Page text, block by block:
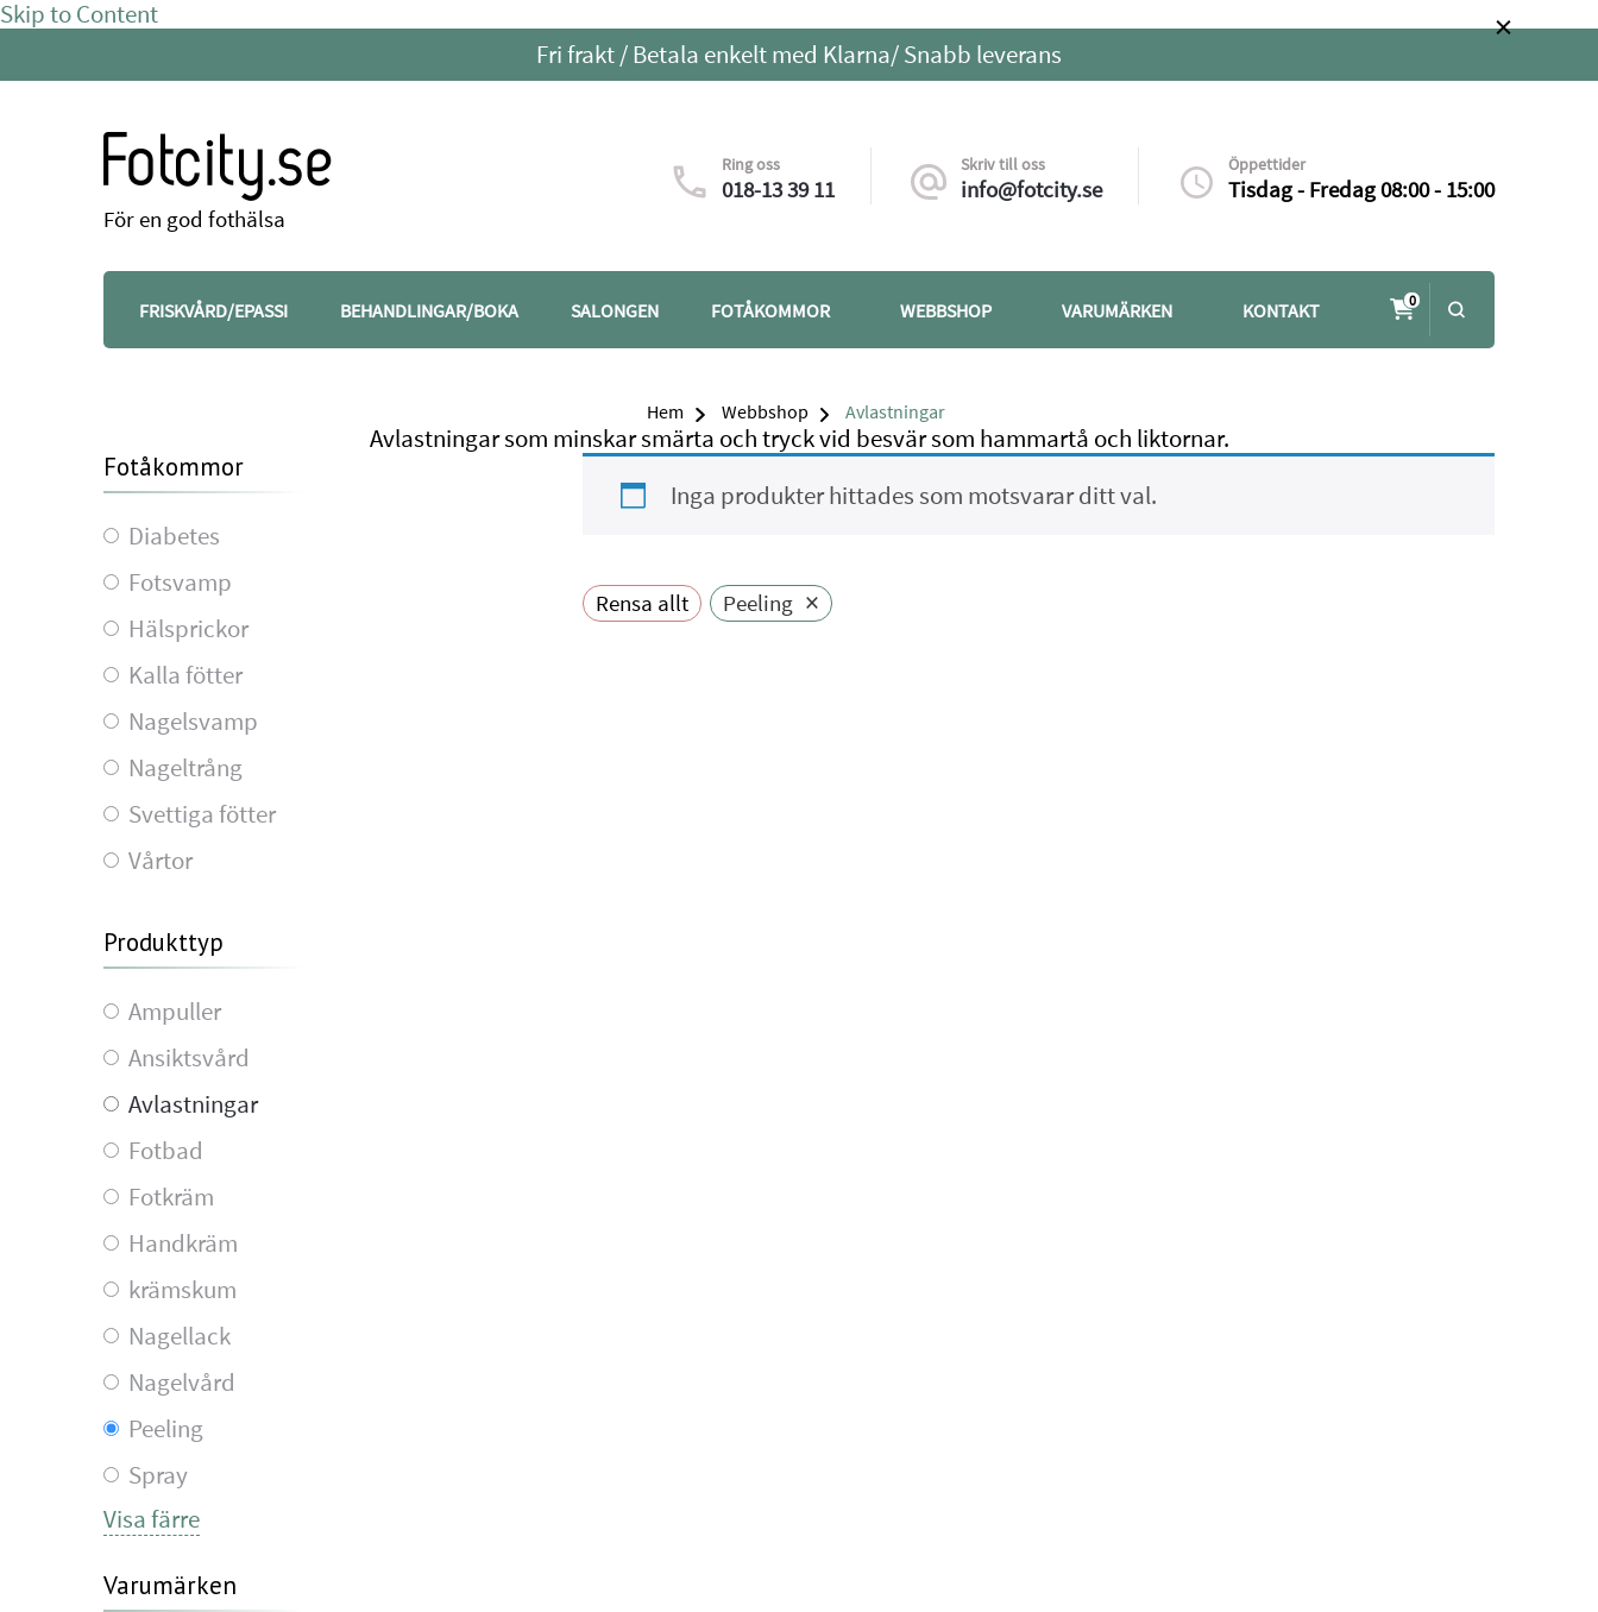
Skip to Content
Fri frakt / Betala enkelt med Klarna/ Snabb leverans
Fotcity.se
För en god fothälsa
Ring oss
018-13 39 11
Skriv till oss
info@fotcity.se
Öppettider
Tisdag - Fredag 08:00 - 15:00
FRISKVÅRD/EPASSI BEHANDLINGAR/BOKA SALONGEN FOTÅKOMMOR WEBBSHOP VARUMÄRKEN KONTAKT 0
Avlastningar som minskar smärta och tryck vid besvär som hammartå och liktornar.
Hem Webbshop Avlastningar
Inga produkter hittades som motsvarar ditt val.
Rensa allt Peeling ×
Fotåkommor
Diabetes
Fotsvamp
Hälsprickor
Kalla fötter
Nagelsvamp
Nageltrång
Svettiga fötter
Vårtor
Produkttyp
Ampuller
Ansiktsvård
Avlastningar
Fotbad
Fotkräm
Handkräm
krämskum
Nagellack
Nagelvård
Peeling
Spray
Visa färre
Varumärken